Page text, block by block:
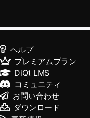
ヘルプ
プレミアムプラン
DiQt LMS
コミュニティ
お問い合わせ
ダウンロード